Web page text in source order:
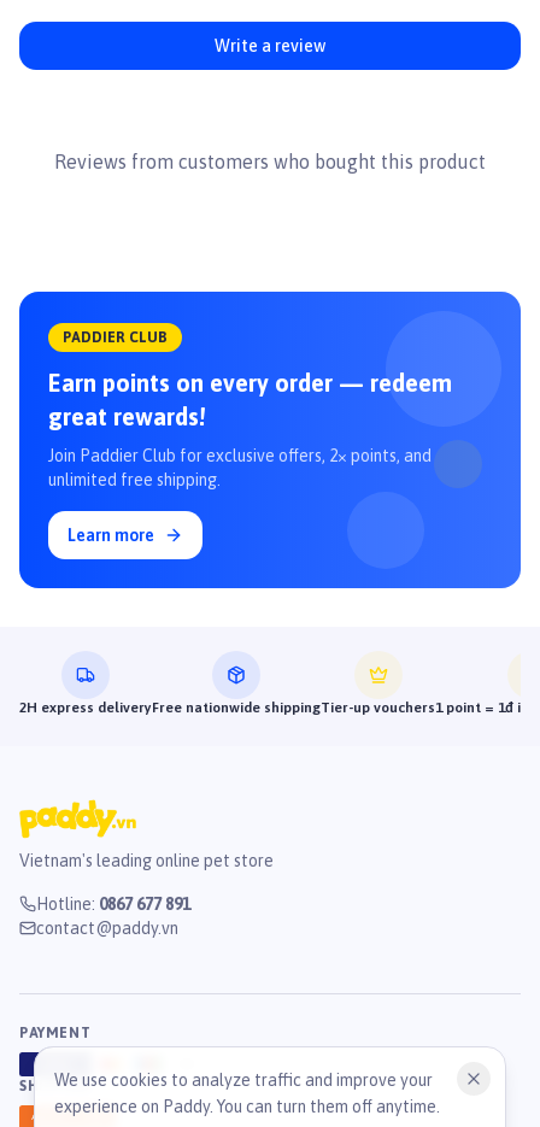
👉Xem thêm các sản phẩm khác tại
Paddy.vn
#dochoichocho #dochocho #phukienthucung #chopoodle
Write a review
Reviews from customers who bought this product
PADDIER CLUB
Earn points on every order — redeem
great rewards!
Join Paddier Club for exclusive offers, 2× points, and
unlimited free shipping.
Learn more
2H express deliveryFree nationwide shippingTier-up vouchers1 point = 1đ
Vietnam's leading online pet store
Hotline: 0867 677 891
contact@paddy.vn
PAYMENT
SHIPPING
Ahamove
We use cookies to analyze traffic and improve your
experience on Paddy. You can turn them off anytime.